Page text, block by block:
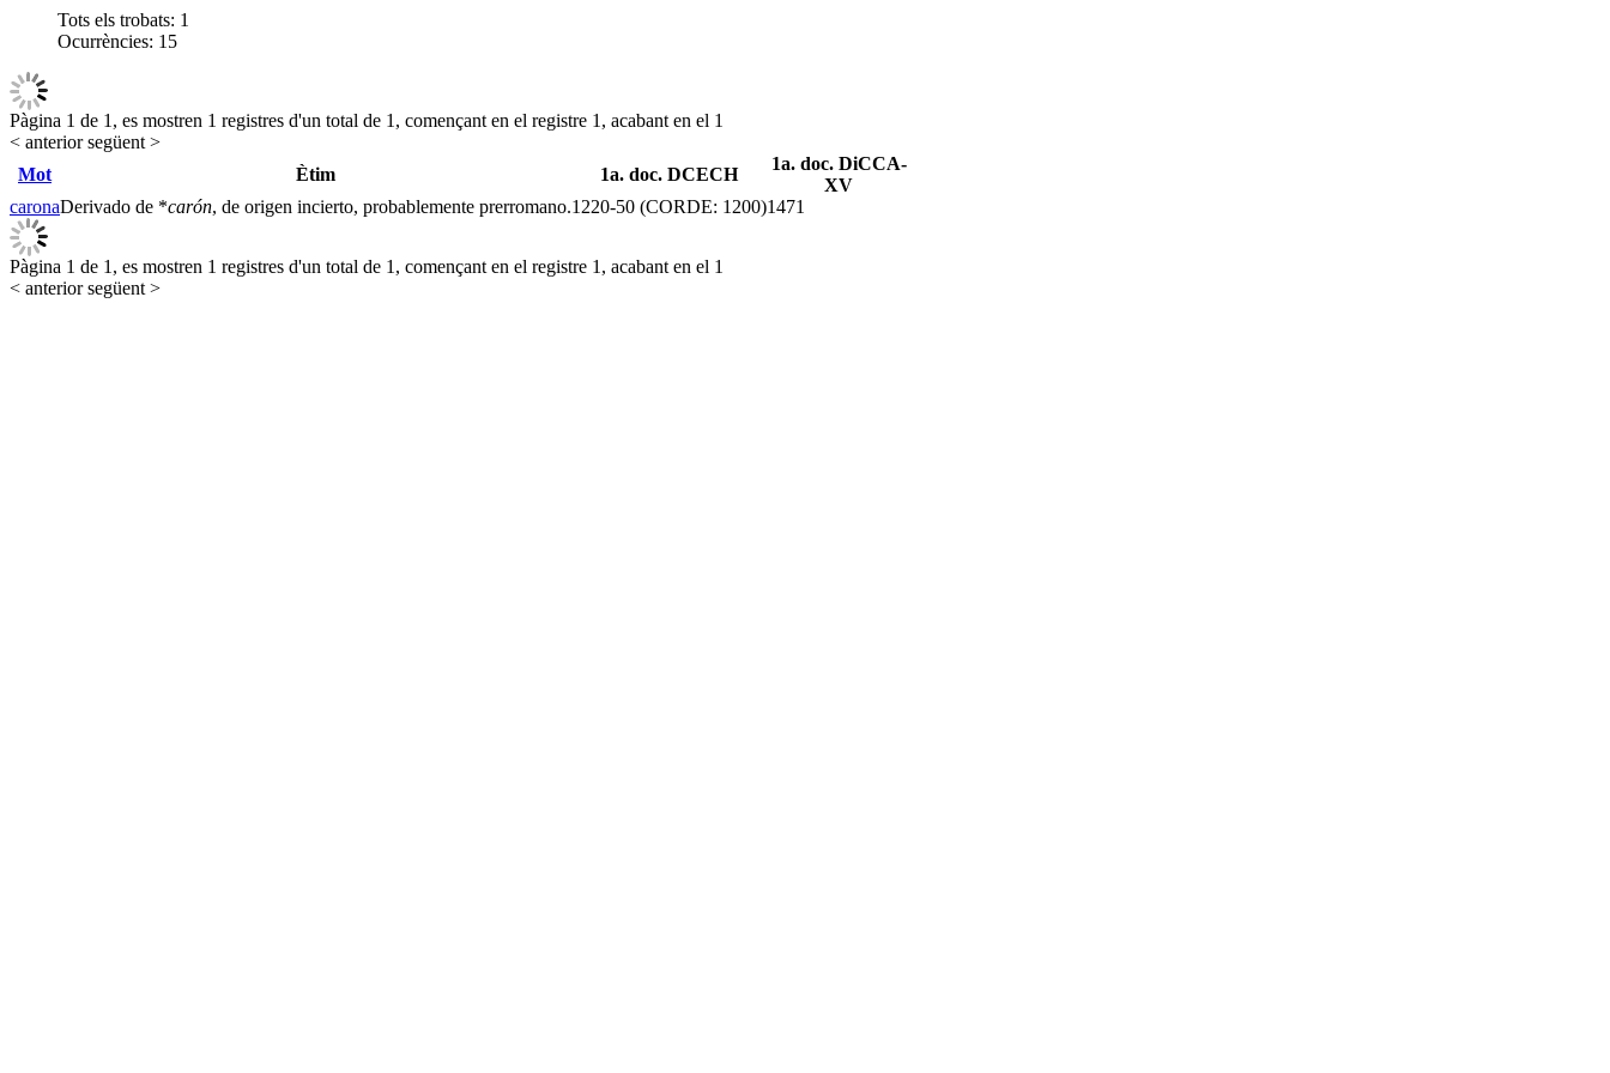
Tots els trobats: 1
Ocurrències: 15
Pàgina 1 de 1, es mostren 1 registres d'un total de 1, començant en el registre 1, acabant en el 1
< anteriorsegüent >
Mot
Ètim 1a. doc. DCECH
1a. doc. DiCCA-
XV
caronaDerivado de *carón, de origen incierto, probablemente prerromano.1220-50 (CORDE: 1200)1471
Pàgina 1 de 1, es mostren 1 registres d'un total de 1, començant en el registre 1, acabant en el 1
< anteriorsegüent >